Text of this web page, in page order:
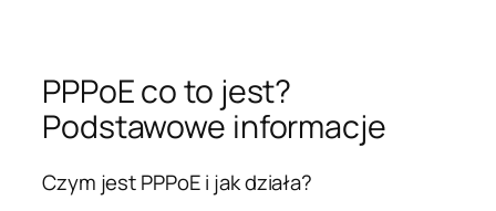
PPPoE co to jest?
Podstawowe informacje
Czym jest PPPoE i jak działa?